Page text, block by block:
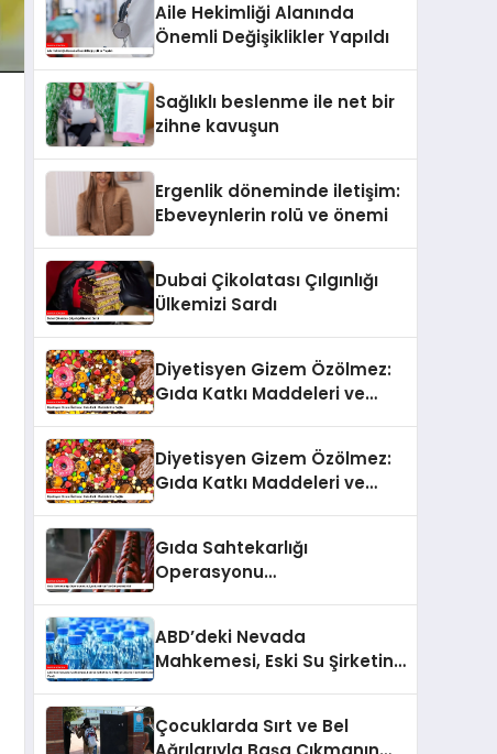
Gazete’de Yayımlandı
Aile Hekimliği Alanında
Önemli Değişiklikler Yapıldı
Sağlıklı beslenme ile net bir
zihne kavuşun
Ergenlik döneminde iletişim:
Ebeveynlerin rolü ve önemi
Dubai Çikolatası Çılgınlığı
Ülkemizi Sardı
Diyetisyen Gizem Özölmez:
Gıda Katkı Maddeleri ve
Diyetisyen Gizem Özölmez:
Gıda Katkı Maddeleri ve
Gıda Sahtekarlığı
Operasyonu
ABD’deki Nevada
Mahkemesi, Eski Su Şirketine
Çocuklarda Sırt ve Bel